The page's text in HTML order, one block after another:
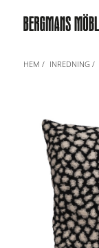
HEM INREDNING